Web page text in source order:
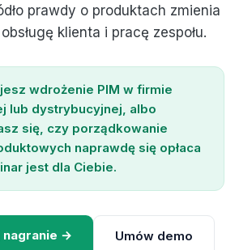
prawdy o produktach zmienia
klienta i pracę zespołu.
wdrożenie PIM w firmie
lub dystrybucyjnej, albo
się, czy porządkowanie
naprawdę się opłaca
jest dla Ciebie.
nagranie → Umów demo